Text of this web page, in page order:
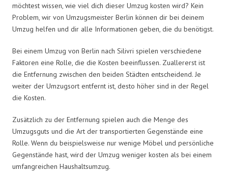
möchtest wissen, wie viel dich dieser Umzug kosten wird? Kein
Problem, wir von Umzugsmeister Berlin können dir bei deinem
Umzug helfen und dir alle Informationen geben, die du benötigst.
Bei einem Umzug von Berlin nach Silivri spielen verschiedene
Faktoren eine Rolle, die die Kosten beeinflussen. Zuallererst ist
die Entfernung zwischen den beiden Städten entscheidend. Je
weiter der Umzugsort entfernt ist, desto höher sind in der Regel
die Kosten.
Zusätzlich zu der Entfernung spielen auch die Menge des
Umzugsguts und die Art der transportierten Gegenstände eine
Rolle. Wenn du beispielsweise nur wenige Möbel und persönliche
Gegenstände hast, wird der Umzug weniger kosten als bei einem
umfangreichen Haushaltsumzug.